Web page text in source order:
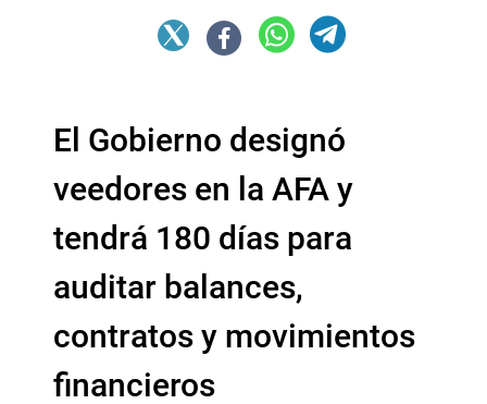
El Gobierno designó
veedores en la AFA y
tendrá 180 días para
auditar balances,
contratos y movimientos
financieros